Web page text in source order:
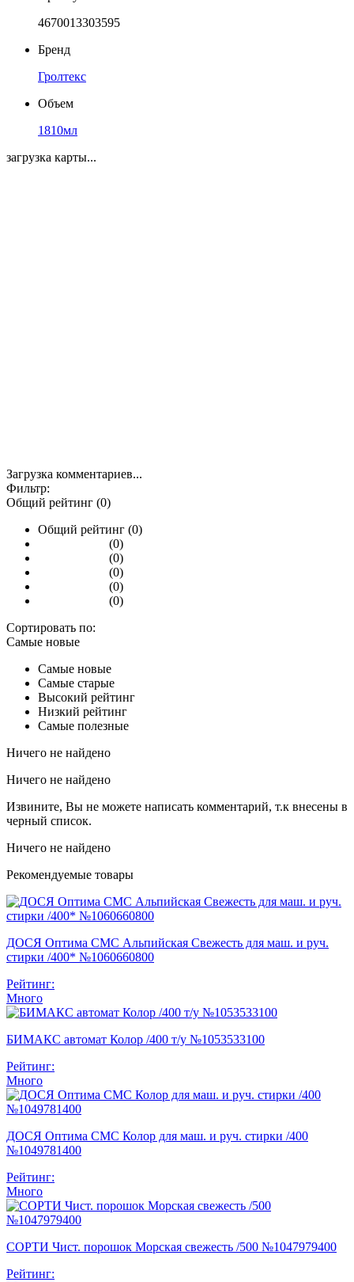
4670013303595
Бренд
Гролтекс
Объем
1810мл
загрузка карты...
Загрузка комментариев...
Фильтр:
Общий рейтинг (0)
Общий рейтинг (0)
(0)
(0)
(0)
(0)
(0)
Сортировать по:
Самые новые
Самые новые
Самые старые
Высокий рейтинг
Низкий рейтинг
Самые полезные
Ничего не найдено
Ничего не найдено
Извините, Вы не можете написать комментарий, т.к внесены в
черный список.
Ничего не найдено
Рекомендуемые товары
ДОСЯ Оптима СМС Альпийская Свежесть для маш. и руч.
стирки /400* №1060660800
Рейтинг:
Много
БИМАКС автомат Колор /400 т/у №1053533100
Рейтинг:
Много
ДОСЯ Оптима СМС Колор для маш. и руч. стирки /400
№1049781400
Рейтинг:
Много
СОРТИ Чист. порошок Морская свежесть /500 №1047979400
Рейтинг: